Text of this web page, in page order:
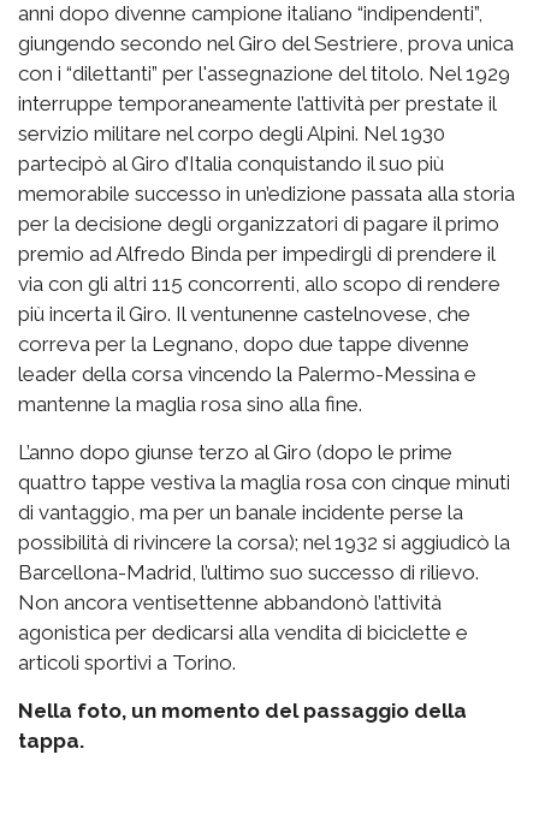
anni dopo divenne campione italiano “indipendenti”,
giungendo secondo nel Giro del Sestriere, prova unica
con i “dilettanti” per l'assegnazione del titolo. Nel 1929
interruppe temporaneamente l’attività per prestate il
servizio militare nel corpo degli Alpini. Nel 1930
partecipò al Giro d’Italia conquistando il suo più
memorabile successo in un’edizione passata alla storia
per la decisione degli organizzatori di pagare il primo
premio ad Alfredo Binda per impedirgli di prendere il
via con gli altri 115 concorrenti, allo scopo di rendere
più incerta il Giro. Il ventunenne castelnovese, che
correva per la Legnano, dopo due tappe divenne
leader della corsa vincendo la Palermo-Messina e
mantenne la maglia rosa sino alla fine.
L’anno dopo giunse terzo al Giro (dopo le prime
quattro tappe vestiva la maglia rosa con cinque minuti
di vantaggio, ma per un banale incidente perse la
possibilità di rivincere la corsa); nel 1932 si aggiudicò la
Barcellona-Madrid, l’ultimo suo successo di rilievo.
Non ancora ventisettenne abbandonò l’attività
agonistica per dedicarsi alla vendita di biciclette e
articoli sportivi a Torino.
Nella foto, un momento del passaggio della
tappa.